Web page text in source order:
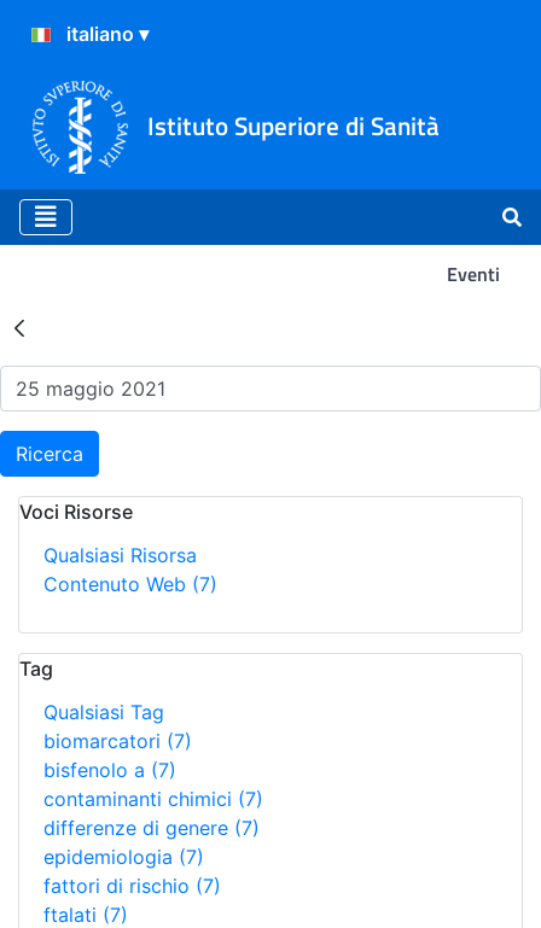
Istituto Superiore di Sanità
Eventi
Risultati della Ricerca -
Ricerca
Voci Risorse
Qualsiasi Risorsa
Contenuto Web (7)
Tag
Qualsiasi Tag
biomarcatori (7)
bisfenolo a (7)
contaminanti chimici (7)
differenze di genere (7)
epidemiologia (7)
fattori di rischio (7)
ftalati (7)